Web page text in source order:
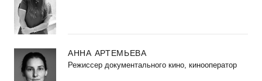
АННА АРТЕМЬЕВА
Режиссер документального кино, кинооператор